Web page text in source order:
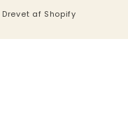
Drevet af Shopify